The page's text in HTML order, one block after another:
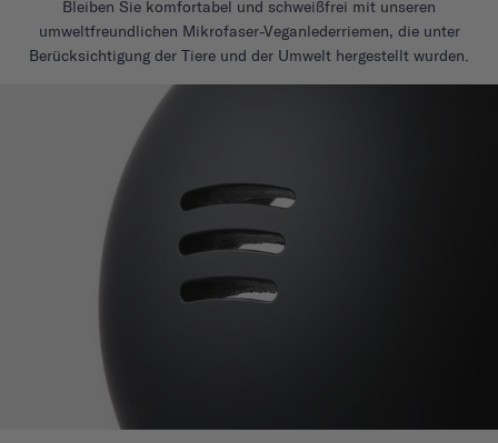
Bleiben Sie komfortabel und schweißfrei mit unseren
umweltfreundlichen Mikrofaser-Veganlederriemen, die unter
Berücksichtigung der Tiere und der Umwelt hergestellt wurden.